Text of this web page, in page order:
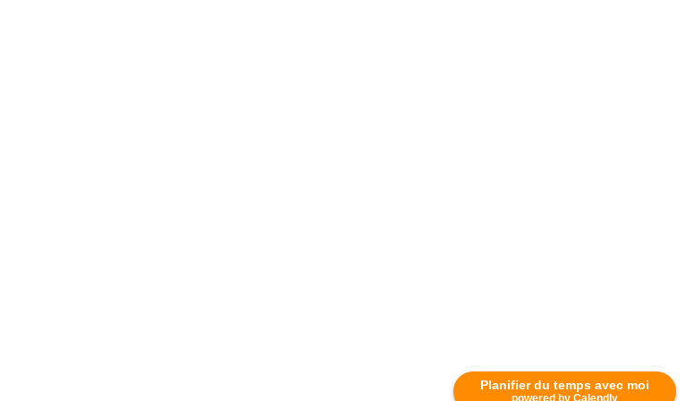
Planifier du temps avec moi
powered by Calendly